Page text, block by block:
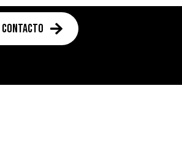
Contacto